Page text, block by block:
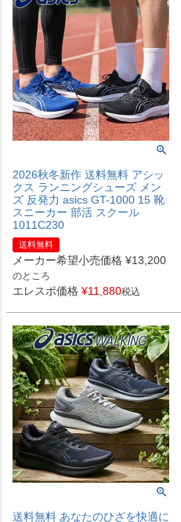
2026秋冬新作 送料無料 アシッ
クス ランニングシューズ メン
ズ 反発力 asics GT-1000 15 靴
スニーカー 部活 スクール
1011C230
送料無料
メーカー希望小売価格 ¥13,200
のところ
エレスポ価格 ¥11,880税込
送料無料 あなたのひざを快適に